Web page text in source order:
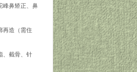
峰鼻矫正、鼻
再造（需住
、截骨、针